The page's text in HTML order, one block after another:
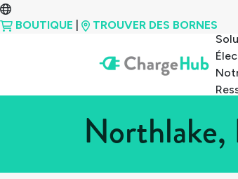
BOUTIQUE
TROUVER DES BORNES
Northlake,